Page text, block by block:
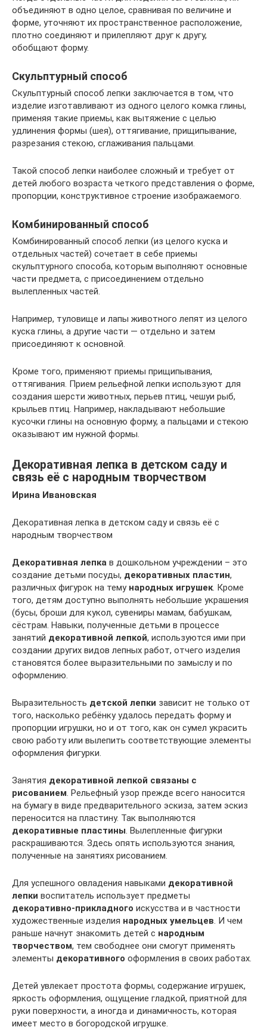
объединяют в одно целое, сравнивая по величине и
форме, уточняют их пространственное расположение,
плотно соединяют и прилепляют друг к другу,
обобщают форму.
Скульптурный способ
Скульптурный способ лепки заключается в том, что
изделие изготавливают из одного целого комка глины,
применяя такие приемы, как вытяжение с целью
удлинения формы (шея), оттягивание, прищипывание,
разрезания стекою, сглаживания пальцами.
Такой способ лепки наиболее сложный и требует от
детей любого возраста четкого представления о форме,
пропорции, конструктивное строение изображаемого.
Комбинированный способ
Комбинированный способ лепки (из целого куска и
отдельных частей) сочетает в себе приемы
скульптурного способа, которым выполняют основные
части предмета, с присоединением отдельно
вылепленных частей.
Например, туловище и лапы животного лепят из целого
куска глины, а другие части — отдельно и затем
присоединяют к основной.
Кроме того, применяют приемы прищипывания,
оттягивания. Прием рельефной лепки используют для
создания шерсти животных, перьев птиц, чешуи рыб,
крыльев птиц. Например, накладывают небольшие
кусочки глины на основную форму, а пальцами и стекою
оказывают им нужной формы.
Декоративная лепка в детском саду и
связь её с народным творчеством
Ирина Ивановская
Декоративная лепка в детском саду и связь её с
народным творчеством
Декоративная лепка в дошкольном учреждении – это
создание детьми посуды, декоративных пластин,
различных фигурок на тему народных игрушек. Кроме
того, детям доступно выполнять небольшие украшения
(бусы, броши для кукол, сувениры мамам, бабушкам,
сёстрам. Навыки, полученные детьми в процессе
занятий декоративной лепкой, используются ими при
создании других видов лепных работ, отчего изделия
становятся более выразительными по замыслу и по
оформлению.
Выразительность детской лепки зависит не только от
того, насколько ребёнку удалось передать форму и
пропорции игрушки, но и от того, как он сумел украсить
свою работу или вылепить соответствующие элементы
оформления фигурки.
Занятия декоративной лепкой связаны с
рисованием. Рельефный узор прежде всего наносится
на бумагу в виде предварительного эскиза, затем эскиз
переносится на пластину. Так выполняются
декоративные пластины. Вылепленные фигурки
раскрашиваются. Здесь опять используются знания,
полученные на занятиях рисованием.
Для успешного овладения навыками декоративной
лепки воспитатель использует предметы
декоративно-прикладного искусства и в частности
художественные изделия народных умельцев. И чем
раньше начнут знакомить детей с народным
творчеством, тем свободнее они смогут применять
элементы декоративного оформления в своих работах.
Детей увлекает простота формы, содержание игрушек,
яркость оформления, ощущение гладкой, приятной для
руки поверхности, а иногда и динамичность, которая
имеет место в богородской игрушке.